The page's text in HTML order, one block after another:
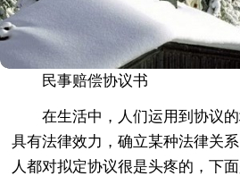
民事赔偿协议书
在生活中，人们运用到协议
具有法律效力，确立某种法律关
人都对拟定协议很是头疼的，下